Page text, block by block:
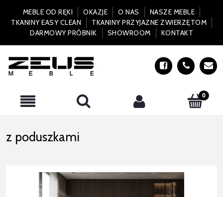
MEBLE OD RĘKI OKAZJE O NAS
NASZE MEBLE
TKANINY EASY CLEAN
TKANINY PRZYJAZNE ZWIERZĘTOM
DARMOWY PRÓBNIK
SHOWROOM KONTAKT
z poduszkami